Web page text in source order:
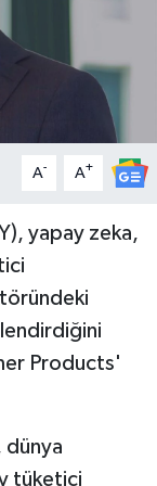
A- A+
yapay zeka,
Products'
dünya
tüketici